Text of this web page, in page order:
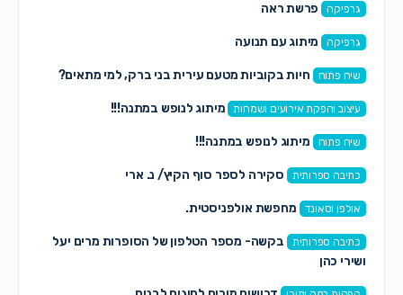
גרפיקה פרשת ראה
גרפיקה מיתוג עם תנועה
שיח פתוח חיות בקוביות מטעם עירית בני ברק, למי מתאים?
עיצוב והפקת אירועים ושמחות מיתוג לנופש במתנה!!!
שיח פתוח מיתוג לנופש במתנה!!!
כתיבה ספרותית סקירה לספר סוף הקיץ/ נ. ארי
אולפן וסאונד מחפשת אולפניסטית.
כתיבה ספרותית
בקשה- מספר הטלפון של הסופרות מרים יעל
ושירי כהן